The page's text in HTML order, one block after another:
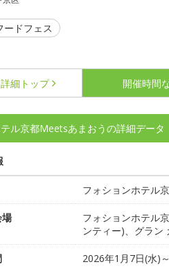
ードフェス
細 トップ 開催時間
ル京都Meetsあまおうの詳細データ
フォションホテル
フォションホテル
ンティー)、グラン
2026年1月7日(水)